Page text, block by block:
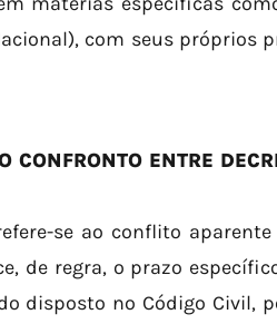
com seus próprios
CONFRONTO ENTRE
se ao conflito
de regra, o prazo
disposto no Código Civil,